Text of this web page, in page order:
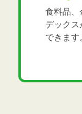
食料品、
デックス
できます